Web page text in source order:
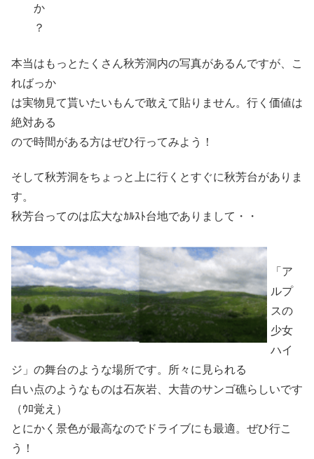
か
？
本当はもっとたくさん秋芳洞内の写真があるんですが、こ
ればっか
は実物見て貰いたいもんで敢えて貼りません。行く価値は
絶対ある
ので時間がある方はぜひ行ってみよう！
そして秋芳洞をちょっと上に行くとすぐに秋芳台がありま
す。
秋芳台ってのは広大なｶﾙｽﾄ台地でありまして・・
「ア
ルプ
スの
少女
ハイ
ジ」の舞台のような場所です。所々に見られる
白い点のようなものは石灰岩、大昔のサンゴ礁らしいです
（ｳﾛ覚え）
とにかく景色が最高なのでドライブにも最適。ぜひ行こ
う！